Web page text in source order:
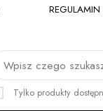
Wpisz czego
Tylko produkty
REGULAMIN